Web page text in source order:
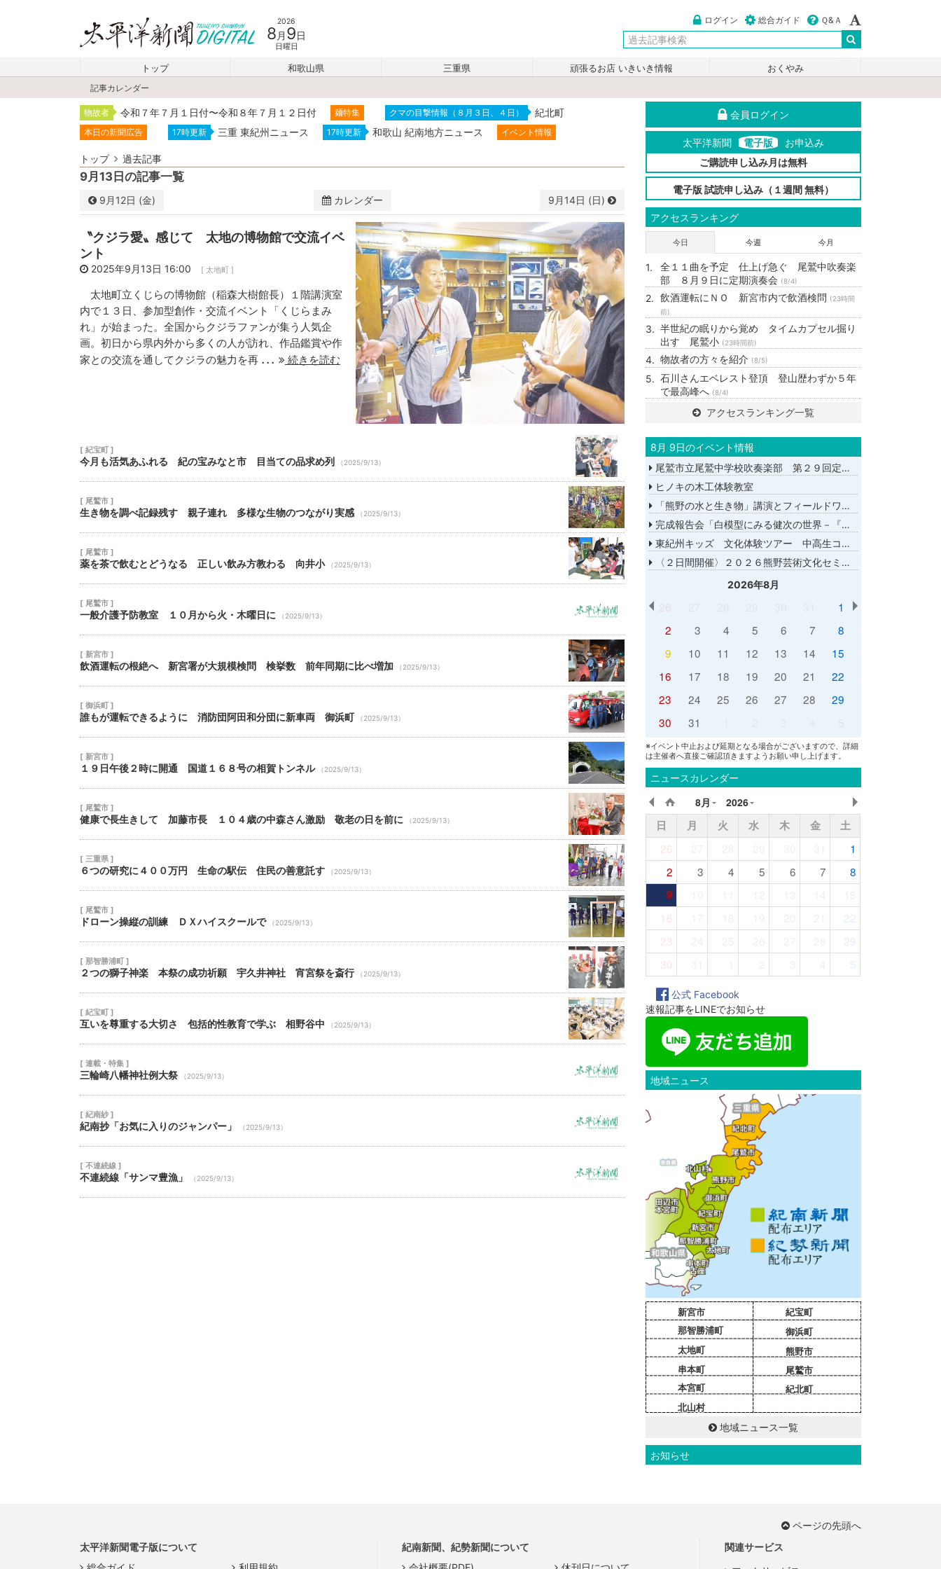
2026
8 月 9日
日曜日
ログイン 総合ガイド Ｑ&Ａ
トップ 和歌山県 三重県 頑張るお店 いきいき情報
おくやみ
記事カレンダー
物故者 令和７年７月１日付〜令和８年７月１２日付 麺特集 クマの目撃情報（８月３日、４日） 紀北町
本日の新聞広告 17時更新 三重 東紀州ニュース 17時更新 和歌山 紀南地方ニュース イベント情報
トップ 過去記事
9月13日の記事一覧
9月 12日 (金) カレンダー 9月 14日 (日)
日 火 水 木 金
土
31
1 3 4 5
6
7
8 9 10 11 12
13
14
15 16 17 18 19
20
21
22 23 24 25 26
27
28
29 30 1 2 3 4
〝クジラ愛〟感じて 太地の博物館で交流イベ
ント
2025年9月13日 16:00 [ 太地町 ]
太地町立くじらの博物館（稲森大樹館長）１階講演室
内で１３日、参加型創作・交流イベント「くじらまみ
れ」が始まった。全国からクジラファンが集う人気企
画。初日から県内外から多くの人が訪れ、作品鑑賞や作
家との交流を通してクジラの魅力を再 ... 続きを読む
[ 紀宝町 ]
今月も活気あふれる 紀の宝みなと市 目当ての品求め列 （2025/9/13）
[ 尾鷲市 ]
生き物を調べ記録残す 親子連れ 多様な生物のつながり実感 （2025/9/13）
[ 尾鷲市 ]
薬を茶で飲むとどうなる 正しい飲み方教わる 向井小 （2025/9/13）
[ 尾鷲市 ]
一般介護予防教室 １０月から火・木曜日に （2025/9/13）
[ 新宮市 ]
飲酒運転の根絶へ 新宮署が大規模検問 検挙数 前年同期に比べ増加 （2025/9/13）
[ 御浜町 ]
誰もが運転できるように 消防団阿田和分団に新車両 御浜町 （2025/9/13）
[ 新宮市 ]
１９日午後２時に開通 国道１６８号の相賀トンネル （2025/9/13）
[ 尾鷲市 ]
健康で長生きして 加藤市長 １０４歳の中森さん激励 敬老の日を前に （2025/9/13）
[ 三重県 ]
６つの研究に４００万円 生命の駅伝 住民の善意託す （2025/9/13）
[ 尾鷲市 ]
ドローン操縦の訓練 ＤＸハイスクールで （2025/9/13）
[ 那智勝浦町 ]
２つの獅子神楽 本祭の成功祈願 宇久井神社 宵宮祭を斎行 （2025/9/13）
[ 紀宝町 ]
互いを尊重する大切さ 包括的性教育で学ぶ 相野谷中 （2025/9/13）
[ 連載・特集 ]
三輪崎八幡神社例大祭 （2025/9/13）
[ 紀南紗 ]
紀南抄「お気に入りのジャンパー」 （2025/9/13）
[ 不連続線 ]
不連続線「サンマ豊漁」 （2025/9/13）
会員ログイン
太平洋新聞 電子版
お申込み
ご購読申し込み月は無料
電子版 試読申し込み（１週間 無料）
アクセスランキング
今日 今週 今月
全１１曲を予定 仕上げ急ぐ 尾鷲中吹奏楽
部 ８月９日に定期演奏会 (8/4)
飲酒運転にＮＯ 新宮市内で飲酒検問 (23時間
前)
半世紀の眠りから覚め タイムカプセル掘り
出す 尾鷲小 (23時間前)
物故者の方々を紹介 (8/5)
石川さんエベレスト登頂 登山歴わずか５年
で最高峰へ (8/4)
アクセスランキング一覧
8月 9日のイベント情報
尾鷲市立尾鷲中学校吹奏楽部 第２９回定期演奏会
ヒノキの木工体験教室
「熊野の水と生き物」講演とフィールドワーク
完成報告会「白模型にみる健次の世界－『千年の愉楽』『奇蹟』より－」
東紀州キッズ 文化体験ツアー 中高生コース
〈２日間開催〉２０２６熊野芸術文化セミナー
2026年8月
26
1
2
3 4 5 6 7
8
9
10 11 12 13 14
15
16
17 18 19 20 21
22
23
24 25 26 27 28
29
30
31 5
※イベント中止および延期となる場合がございますので、詳細
は主催者へ直接ご確認頂きますようお願い申し上げます。
ニュースカレンダー
8月 2026
日 月 火 水 木 金
土
26
1
2
3 4 5 6 7
8
9
15
16
22
23
29
30
5
公式 Facebook
速報記事をLINEでお知らせ
地域ニュース
新宮市
那智勝浦町
太地町
串本町
本宮町
北山村
紀宝町
御浜町
熊野市
尾鷲市
紀北町
地域ニュース一覧
お知らせ
ページの先頭へ
太平洋新聞電子版について
紀南新聞、紀勢新聞について
関連サービス